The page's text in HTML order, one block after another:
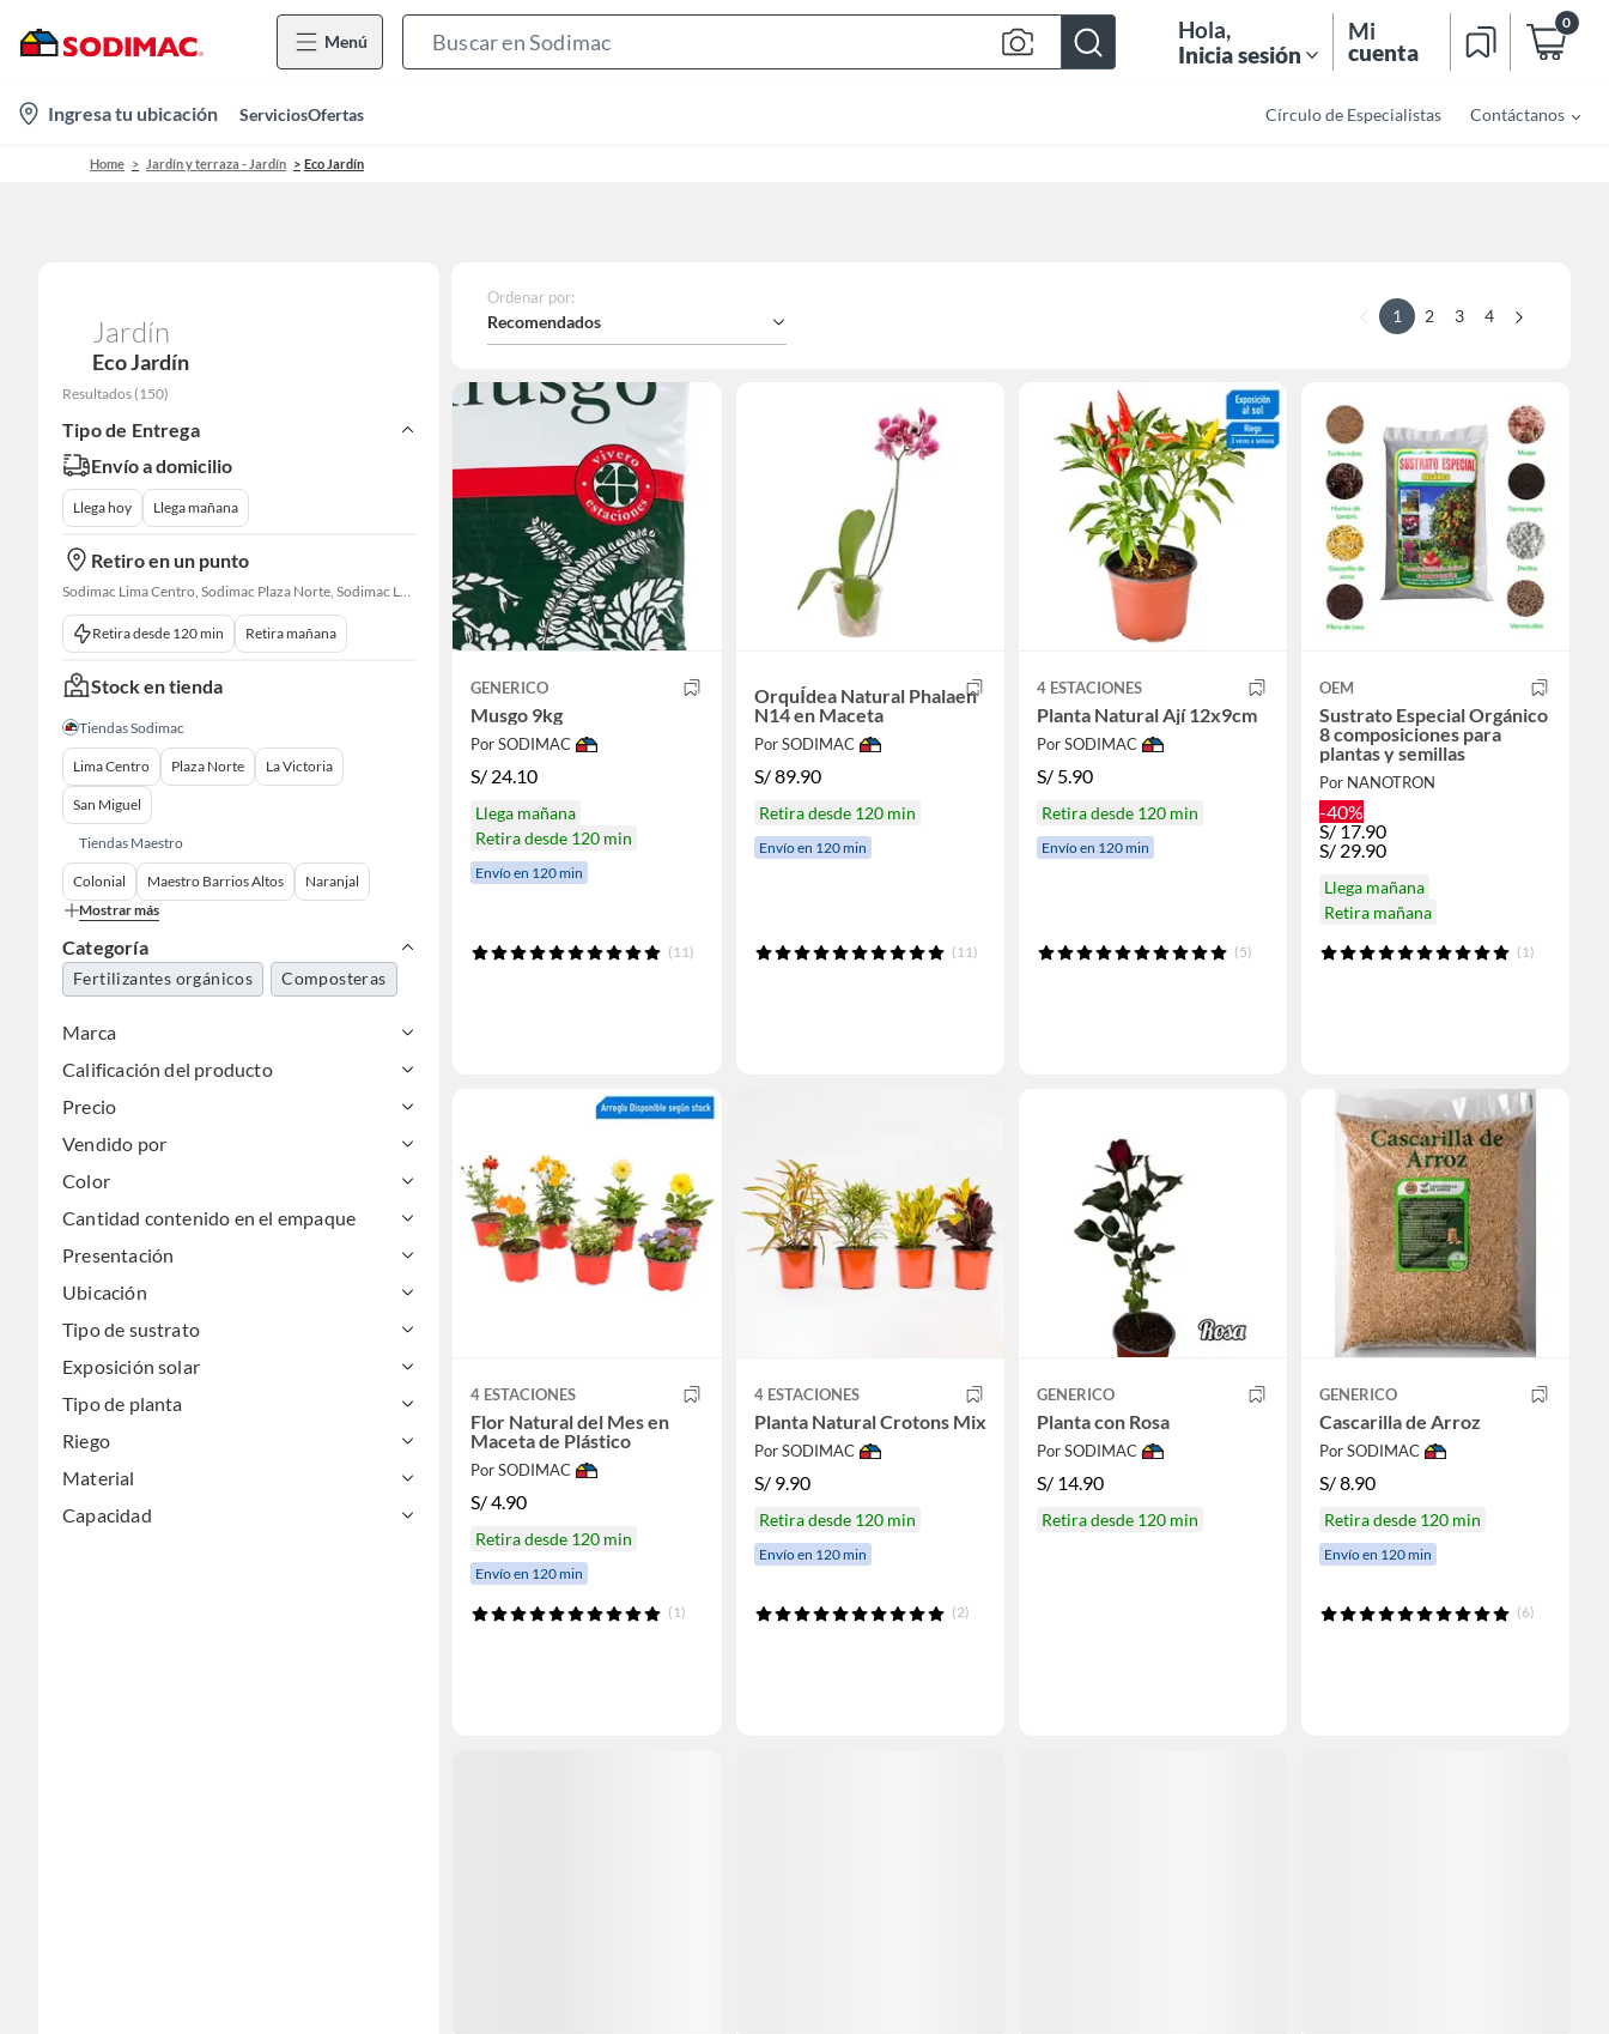
Menú
Bar
Hola,
Inicia sesión
Mi
cuenta
0
location-
icon
Ingresa tu ubicación ServiciosOfertas Círculo de Especialistas Contáctanos
Home Jardín y terraza - Jardín Eco Jardín
Jardín
Eco Jardín
Resultados (150)
Tipo de Entrega
Envío a domicilio
Llega hoy Llega mañana
Retiro en un punto
Sodimac Lima Centro, Sodimac Plaza Norte, Sodimac La Victoria, Sodimac San Miguel, Sodimac S. J. Lurigancho, Sodimac Primavera, Sodimac Chacarilla, Sodimac Av. La Molina, Sodimac Colonial, Maestro Barrios Altos, Sodimac Naranjal
Retira desde 120 min Retira mañana
Stock en tienda
Tiendas Sodimac
Lima Centro Plaza Norte La Victoria
San Miguel
Tiendas Maestro
Colonial Maestro Barrios Altos
Naranjal
Mostrar más
Categoría
Fertilizantes orgánicos Composteras
Marca
Calificación del producto
Precio
Vendido por
Color
Cantidad contenido en el empaque
Presentación
Ubicación
Tipo de sustrato
Exposición solar
Tipo de planta
Riego
Material
Capacidad
Ordenar por:
Recomendados 1 2 3 4
GENERICO
Musgo 9kg
Por SODIMAC
S/ 24.10
Llega mañana
Retira desde 120 min
Envío en 120 min
(11)
OrquÍdea Natural Phalaen
N14 en Maceta
Por SODIMAC
S/89.90
Retira desde 120 min
Envío en 120 min
(11)
4 ESTACIONES
Planta Natural Ají 12x9cm
Por SODIMAC
S/ 5.90
Retira desde 120 min
Envío en 120 min
(5)
OEM
Sustrato Especial Orgánico
8 composiciones para
plantas y semillas
Por NANOTRON
-40%
S/ 17.90
S/ 29.90
Llega mañana
Retira mañana
(1)
4 ESTACIONES
Flor Natural del Mes en
Maceta de Plástico
Por SODIMAC
S/4.90
Retira desde 120 min
Envío en 120 min
(1)
4 ESTACIONES
Planta Natural Crotons Mix
Por SODIMAC
S/ 9.90
Retira desde 120 min
Envío en 120 min
(2)
GENERICO
Planta con Rosa
Por SODIMAC
S/ 14.90
Retira desde 120 min
GENERICO
Cascarilla de Arroz
Por SODIMAC
S/8.90
Retira desde 120 min
Envío en 120 min
(6)